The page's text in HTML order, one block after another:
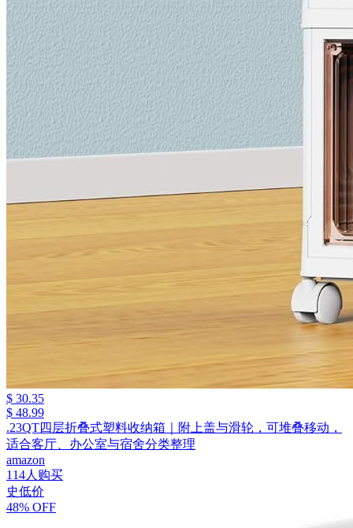
$ 30.35
$ 48.99
.23QT四层折叠式塑料收纳箱｜附上盖与滑轮，可堆叠移动，
适合客厅、办公室与宿舍分类整理
amazon
114人购买
史低价
48% OFF